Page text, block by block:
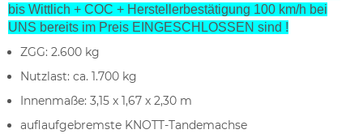
bis Wittlich + COC + Herstellerbestätigung 100 km/h bei
UNS bereits im Preis EINGESCHLOSSEN sind !
ZGG: 2.600 kg
Nutzlast: ca. 1.700 kg
Innenmaße: 3,15 x 1,67 x 2,30 m
auflaufgebremste KNOTT-Tandemachse